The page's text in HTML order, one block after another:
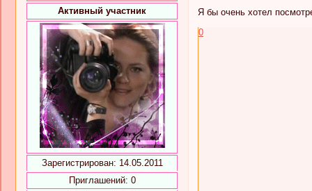
Активный участник
Зарегистрирован: 14.05.2011
Приглашений: 0
Я бы очень хотел
0